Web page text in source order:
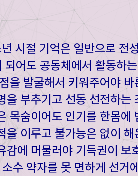
시절 기억은 일반으로 전
어도 공동체에서 활동하
을 발굴해서 키워주어야 바
을 부추기고 선동 선전하는
목숨이어도 인기를 한몸에
을 이루고 불가능은 없이 해
감에 머물러야 기득권이 보
수 약자를 못 면하게 선거